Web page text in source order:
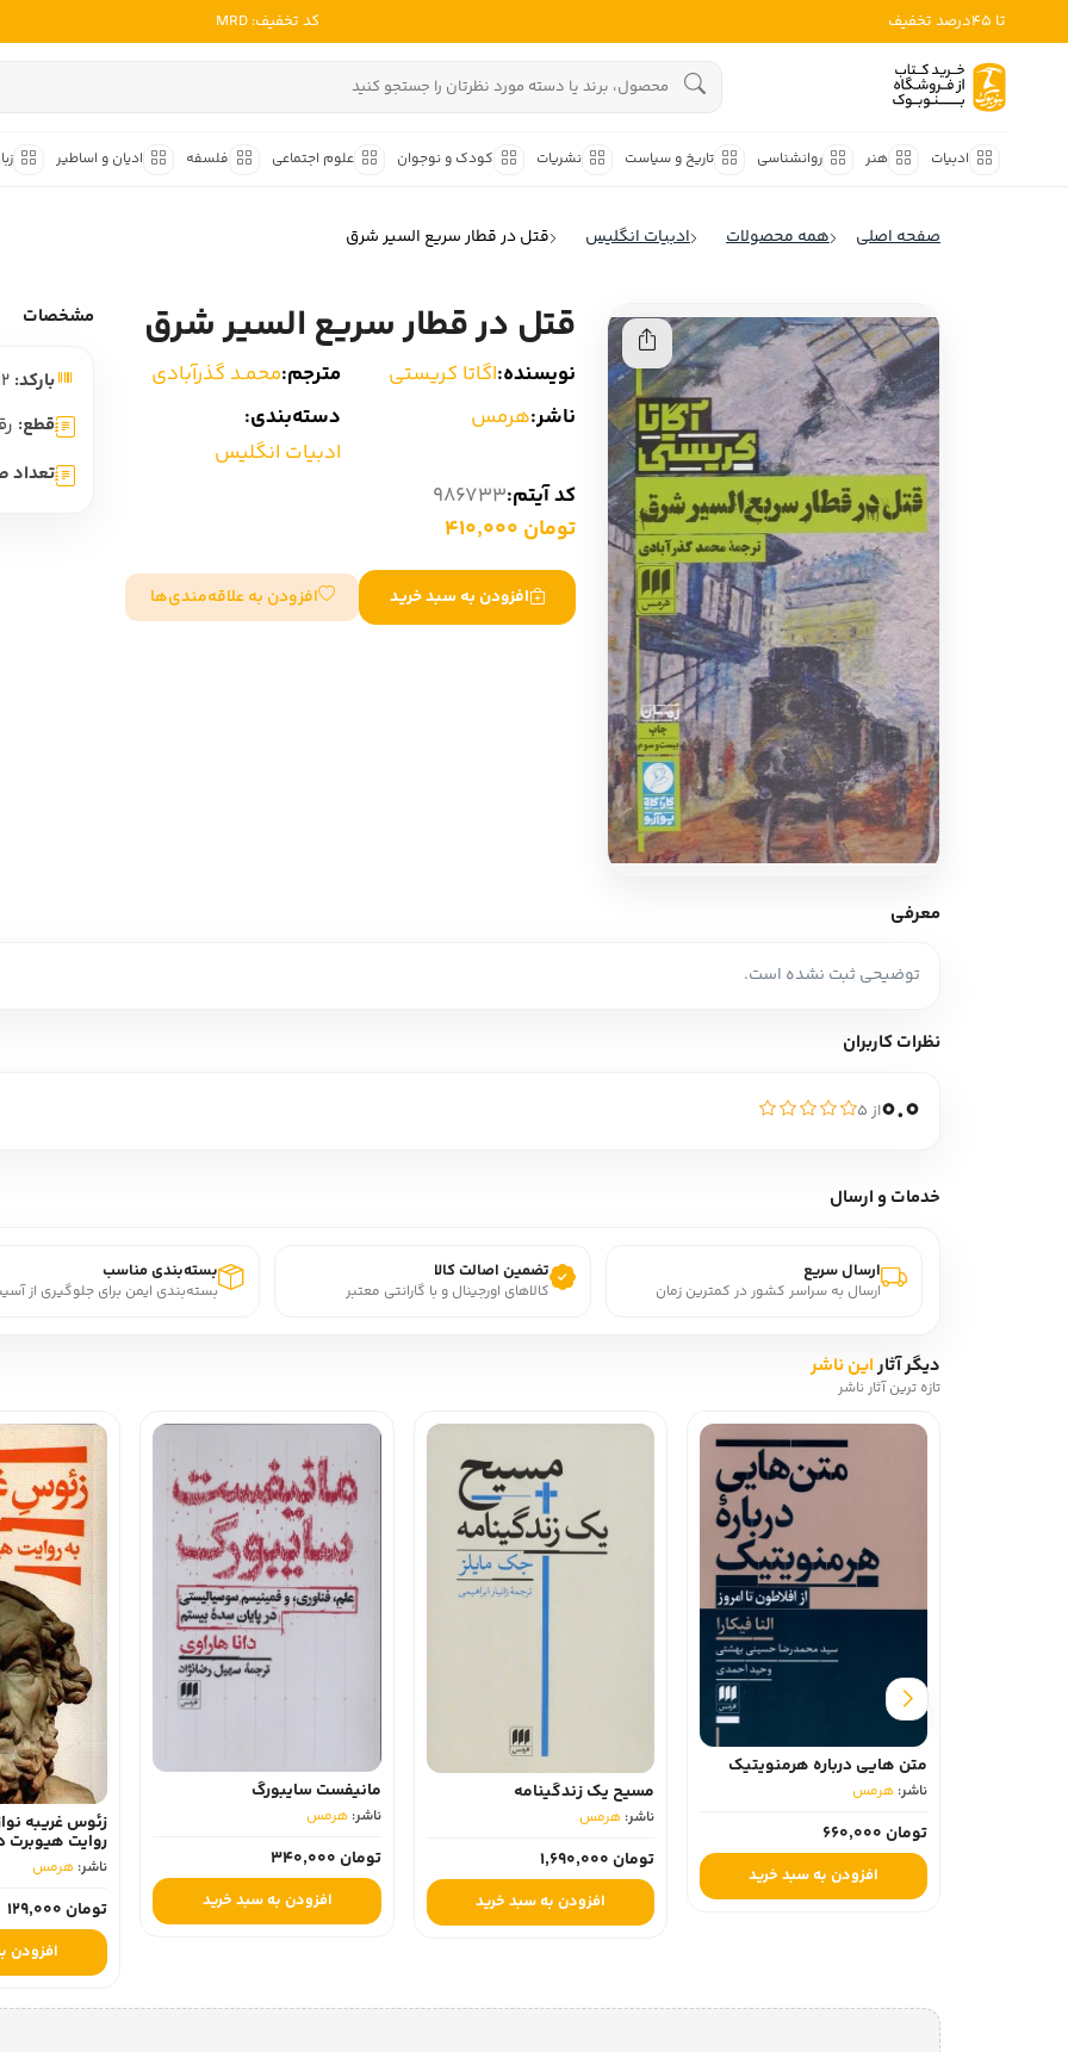
تا 45درصد تخفیف کد تخفیف: MRD
ادبیات هنر روانشناسی تاریخ و سیاست نشریات کودک و نوجوان علوم اجتماعی فلسفه ادیان و اساطیر
ادبیات ایران
ادبیات انگلیس
ادبیات فرانسه
ادبیات ایتالیا
ادبیات روسیه
ادبیات آمریکای لاتین
ادبیات آلمان
ادبیات ترکیه
ادبیات آسیا
سایر کشورهای اروپا
داستان کوتاه ایرانی
شعر
شرح و
ادبیات
جستار و مقاله
آموزش نویسندگی
زبان شناسی
ادبیات
کودک و نوجوان
ادبیات ملل
ادبیات انگلیس
ادبیات ایتالیا
سایر کشورهای اروپا
صفحه اصلی همه محصولات ادبیات انگلیس قتل در قطار سریع السیر شرق
قتل در قطار سریع السیر شرق
نویسنده:اگاتا کریستی مترجم:محمـد گذرآبادی
ناشر:هرمس‏
دسته‌بندی:
ادبیات انگلیس
کد آیتم:986733
تومان 410,000
افزودن به سبد خرید افزودن به علاقه‌مندی‌ها
مشخصات
بارکد:
قطع:
تعداد
معرفی
توضیحی ثبت نشده است.
نظرات کاربران
0.0از ۵
خدمات و ارسال
ارسال سریع
ارسال به سراسر کشور در کمترین زمان
تضمین اصالت کالا
کالاهای اورجینال و با گارانتی معتبر
بسته‌بندی مناسب
بسته‌بندی ایمن برای جلوگیری از
دیگر آثاراین ناشر
تازه ترین آثار ناشر
متن هایی درباره هرمنویتیک
ناشر: هرمس‏
تومان 660,000
افزودن به سبد خرید
مسیح یک زندگینامه
ناشر: هرمس‏
تومان 1,690,000
افزودن به سبد خرید
مانیفست سایبورگ
ناشر: هرمس‏
تومان 340,000
افزودن به سبد خرید
زئوس غریبه
روایت
ناشر: هرمس‏
تومان 129,000
افزودن